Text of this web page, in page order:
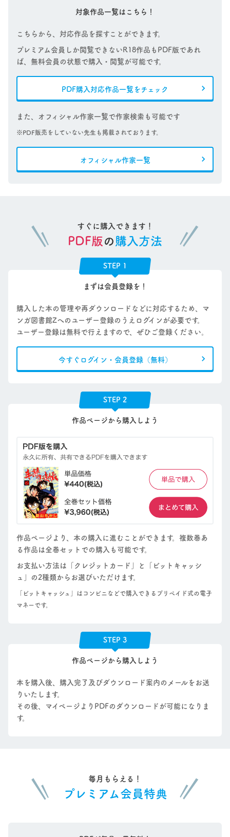
対象作品一覧はこちら！
こちらから、対応作品を探すことができます。
プレミアム会員しか閲覧できないR18作品もPDF版であれ
ば、無料会員の状態で購入・閲覧が可能です。
PDF購入対応作品一覧をチェック
また、オフィシャル作家一覧で作家検索も可能です
※PDF販売をしていない先生も掲載されております。
オフィシャル作家一覧
すぐに購入できます！
PDF版の 購入方法
STEP 1
まずは会員登録を！
購入した本の管理や再ダウンロードなどに対応するため、マ
ンガ図書館Zへのユーザー登録のうえログインが必要です。
ユーザー登録は無料で行えますので、ぜひご登録ください。
今すぐログイン・会員登録（無料）
STEP 2
作品ページから購入しよう
作品ページより、本の購入に進むことができます。複数巻あ
る作品は全巻セットでの購入も可能です。
お支払い方法は「クレジットカード」と「ビットキャッシ
ュ」の2種類からお選びいただけます。
「ビットキャッシュ」はコンビニなどで購入できるプリペイド式の電子
マネーです。
STEP 3
作品ページから購入しよう
本を購入後、購入完了及びダウンロード案内のメールをお送
りいたします。
その後、マイページよりPDFのダウンロードが可能になりま
す。
毎月もらえる！
プレミアム会員特典